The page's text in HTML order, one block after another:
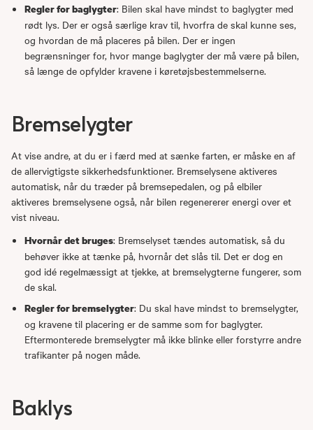
Regler for baglygter: Bilen skal have mindst to baglygter med
rødt lys. Der er også særlige krav til, hvorfra de skal kunne ses,
og hvordan de må placeres på bilen. Der er ingen
begrænsninger for, hvor mange baglygter der må være på bilen,
så længe de opfylder kravene i køretøjsbestemmelserne.
Bremselygter
At vise andre, at du er i færd med at sænke farten, er måske en af
de allervigtigste sikkerhedsfunktioner. Bremselysene aktiveres
automatisk, når du træder på bremsepedalen, og på elbiler
aktiveres bremselysene også, når bilen regenererer energi over et
vist niveau.
Hvornår det bruges: Bremselyset tændes automatisk, så du
behøver ikke at tænke på, hvornår det slås til. Det er dog en
god idé regelmæssigt at tjekke, at bremselygterne fungerer, som
de skal.
Regler for bremselygter: Du skal have mindst to bremselygter,
og kravene til placering er de samme som for baglygter.
Eftermonterede bremselygter må ikke blinke eller forstyrre andre
trafikanter på nogen måde.
Baklys